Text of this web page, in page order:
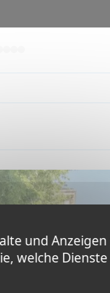
Hip Hop,
die im
haben (2
SPORTS ELITE
und Anzeigen
welche